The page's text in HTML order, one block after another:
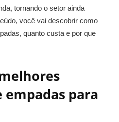
tornando o setor ainda
você vai descobrir como
quanto custa e por que
para